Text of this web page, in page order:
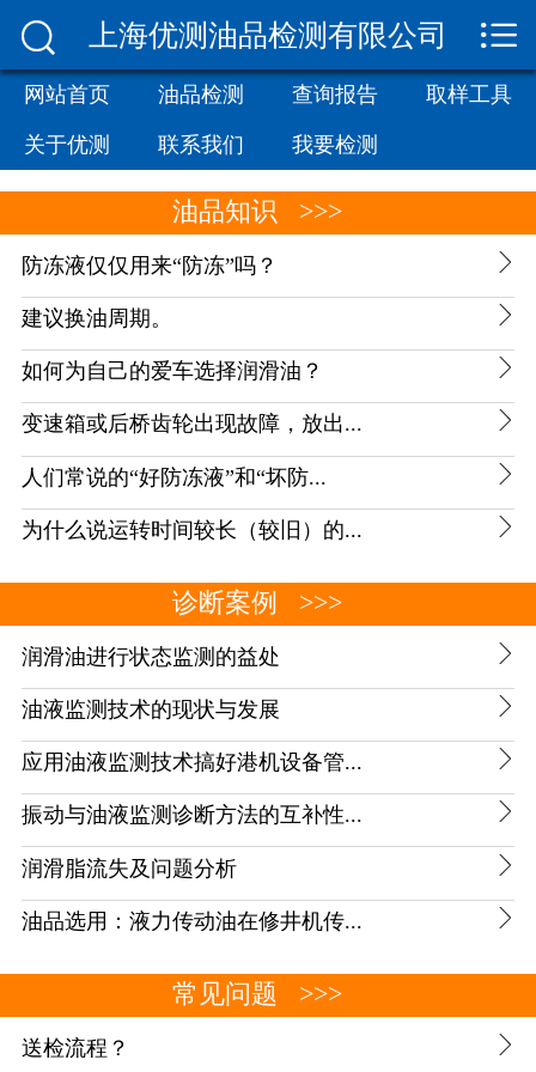
 网站首页
油品检测
查询报告

 上海优测油品检测有限公司
网站首页 油品检测 查询报告 取样工具
关于优测 联系我们 我要检测
油品知识 >>>
防冻液仅仅用来“防冻”吗？ 
建议换油周期。 
如何为自己的爱车选择润滑油？ 
变速箱或后桥齿轮出现故障，放出... 
人们常说的“好防冻液”和“坏防... 
为什么说运转时间较长（较旧）的... 
诊断案例 >>>
润滑油进行状态监测的益处 
油液监测技术的现状与发展 
应用油液监测技术搞好港机设备管... 
振动与油液监测诊断方法的互补性... 
润滑脂流失及问题分析 
油品选用：液力传动油在修井机传... 
常见问题 >>>
送检流程？ 